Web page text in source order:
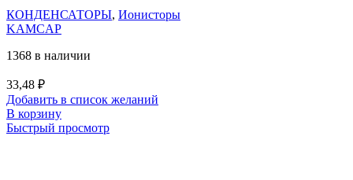
КОНДЕНСАТОРЫ, Ионисторы
KAMCAP
1368 в наличии
33,48 ₽
Добавить в список желаний
В корзину
Быстрый просмотр